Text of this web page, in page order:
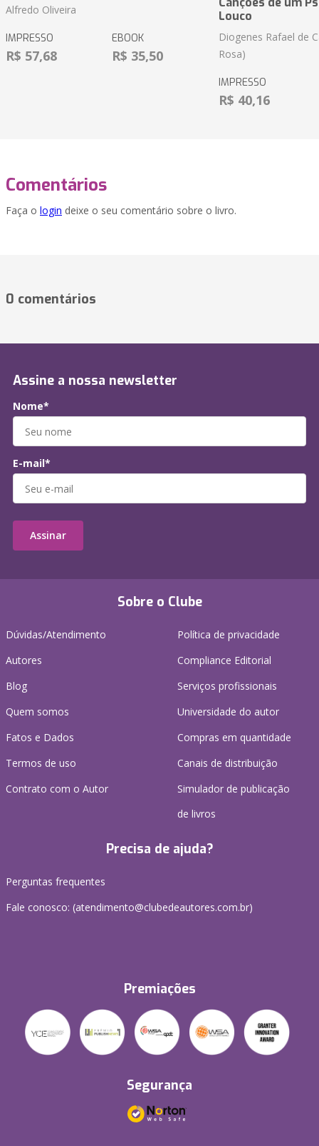
Alfredo Oliveira
IMPRESSO
R$ 57,68
EBOOK
R$ 35,50
Louco
Diogenes Rafael de
Rosa)
IMPRESSO
R$ 40,16
Comentários
Faça o login deixe o seu comentário sobre o livro.
0 comentários
Sobre o Clube
Dúvidas/Atendimento
Autores
Blog
Quem somos
Fatos e Dados
Termos de uso
Contrato com o Autor
Política de privacidade
Compliance Editorial
Serviços profissionais
Universidade do autor
Compras em quantidade
Canais de distribuição
Simulador de publicação
de livros
Precisa de ajuda?
Perguntas frequentes
Fale conosco: (atendimento@clubedeautores.com.br)
Premiações
Segurança
Assine a nossa newsletter
Nome*
E-mail*
Assinar